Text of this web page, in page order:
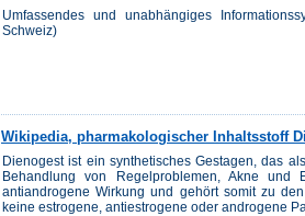
Umfassendes und unabhängiges
Schweiz)
Wikipedia, pharmakologischer Inhaltsstoff
Dienogest ist ein synthetisches Gestagen, das
Behandlung von Regelproblemen, Akne
antiandrogene Wirkung und gehört somit zu
keine estrogene, antiestrogene oder androgene